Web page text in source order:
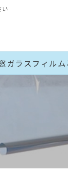
い
ガラスフィルム